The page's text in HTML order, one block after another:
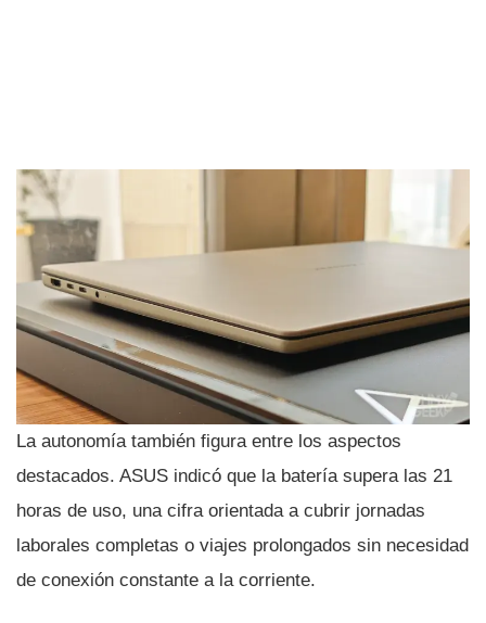
La autonomía también figura entre los aspectos
destacados. ASUS indicó que la batería supera las 21
horas de uso, una cifra orientada a cubrir jornadas
laborales completas o viajes prolongados sin necesidad
de conexión constante a la corriente.